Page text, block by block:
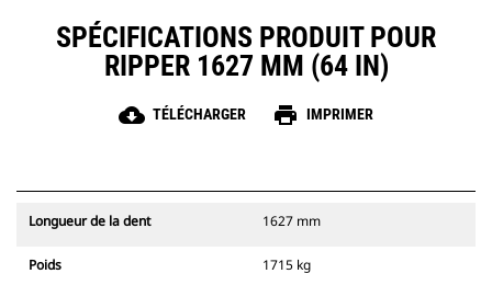
SPÉCIFICATIONS PRODUIT POUR
RIPPER 1627 MM (64 IN)
cloud_download TÉLÉCHARGER print IMPRIMER
Longueur de la dent 1627 mm
Poids 1715 kg